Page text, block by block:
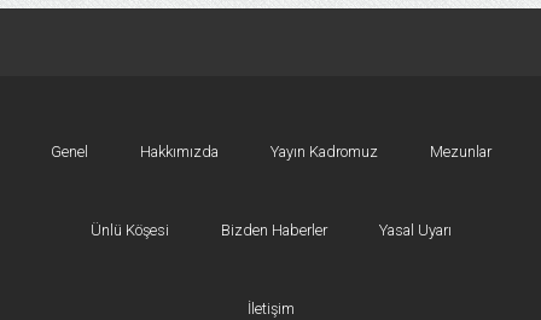
Genel Hakkımızda Yayın Kadromuz Mezunlar
Ünlü Köşesi Bizden Haberler Yasal Uyarı
İletişim